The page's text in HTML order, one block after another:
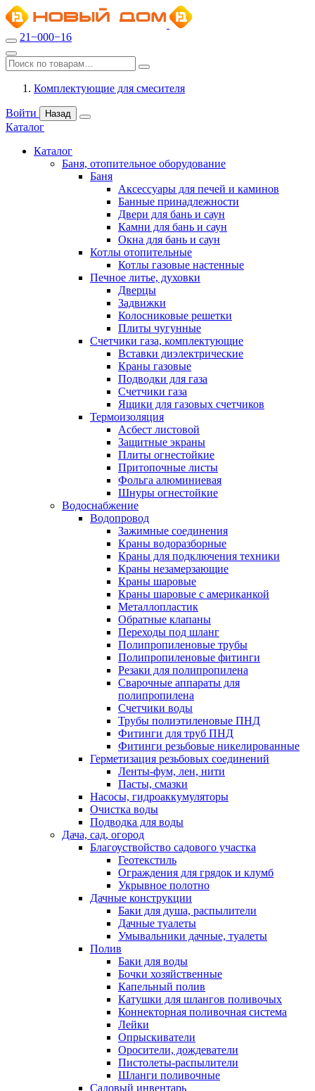
21−000−16
Комплектующие для смесителя
Войти Назад
Каталог
Каталог
Баня, отопительное оборудование
Баня
Аксессуары для печей и каминов
Банные принадлежности
Двери для бань и саун
Камни для бань и саун
Окна для бань и саун
Котлы отопительные
Котлы газовые настенные
Печное литье, духовки
Дверцы
Задвижки
Колосниковые решетки
Плиты чугунные
Счетчики газа, комплектующие
Вставки диэлектрические
Краны газовые
Подводки для газа
Счетчики газа
Ящики для газовых счетчиков
Термоизоляция
Асбест листовой
Защитные экраны
Плиты огнестойкие
Притопочные листы
Фольга алюминиевая
Шнуры огнестойкие
Водоснабжение
Водопровод
Зажимные соединения
Краны водоразборные
Краны для подключения техники
Краны незамерзающие
Краны шаровые
Краны шаровые с американкой
Металлопластик
Обратные клапаны
Переходы под шланг
Полипропиленовые трубы
Полипропиленовые фитинги
Резаки для полипропилена
Сварочные аппараты для
полипропилена
Счетчики воды
Трубы полиэтиленовые ПНД
Фитинги для труб ПНД
Фитинги резьбовые никелированные
Герметизация резьбовых соединений
Ленты-фум, лен, нити
Пасты, смазки
Насосы, гидроаккумуляторы
Очистка воды
Подводка для воды
Дача, сад, огород
Благоуствойство садового участка
Геотекстиль
Ограждения для грядок и клумб
Укрывное полотно
Дачные конструкции
Баки для душа, распылители
Дачные туалеты
Умывальники дачные, туалеты
Полив
Баки для воды
Бочки хозяйственные
Капельный полив
Катушки для шлангов поливочых
Коннекторная поливочная система
Лейки
Опрыскиватели
Оросители, дождеватели
Пистолеты-распылители
Шланги поливочные
Садовый инвентарь